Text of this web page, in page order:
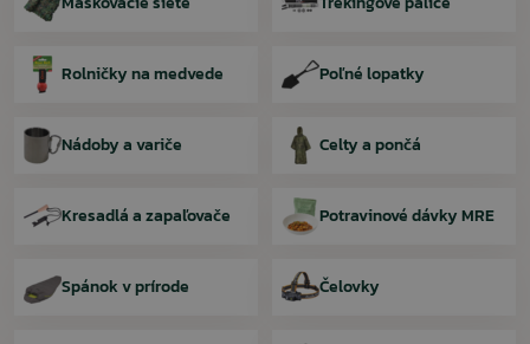
Rolničky na medvede Poľné lopatky
Nádoby a variče Celty a pončá
Kresadlá a zapaľovače Potravinové dávky MRE
Spánok v prírode Čelovky